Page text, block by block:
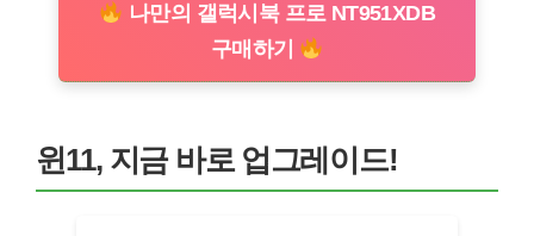
나만의 갤럭시북 프로 NT951XDB
구매하기
윈11, 지금 바로 업그레이드!